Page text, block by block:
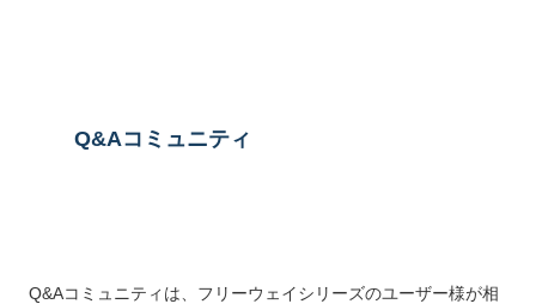
Q&Aコミュニティ
Q&Aコミュニティは、フリーウェイシリーズのユーザー様が相